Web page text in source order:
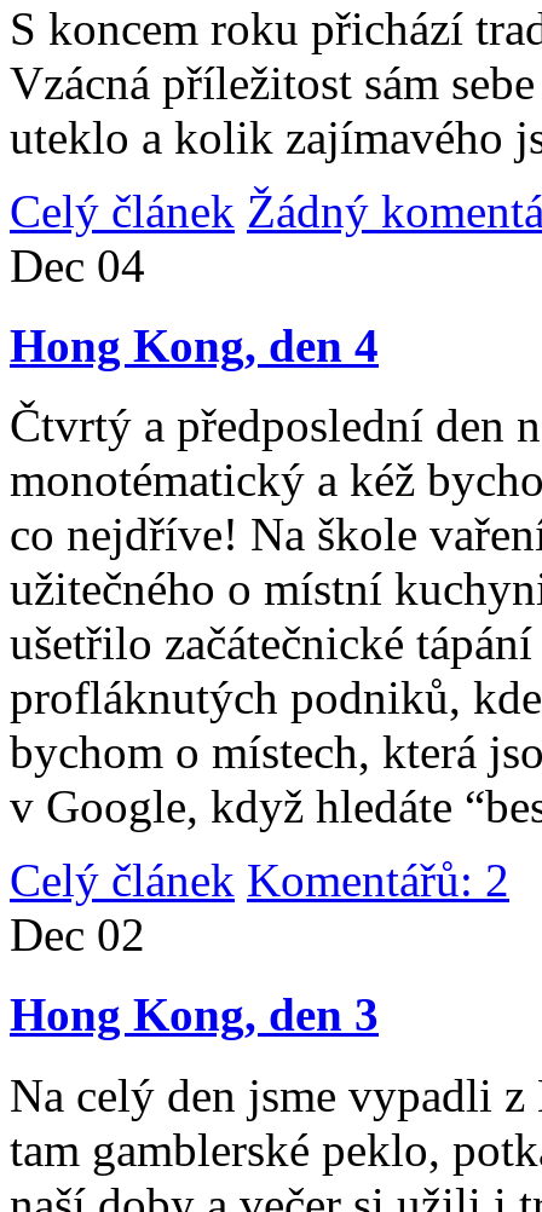
S koncem roku přichází
Vzácná příležitost sám
uteklo a kolik zajímavého
Celý článek Žádný
Dec 04
Hong Kong, den 4
Čtvrtý a předposlední den
monotématický a kéž
co nejdříve! Na škole
užitečného o místní
ušetřilo začátečnické
profláknutých podniků,
bychom o místech, která
v Google, když hledáte
Celý článek Komentářů: 2
Dec 02
Hong Kong, den 3
Na celý den jsme vypadli
tam gamblerské peklo,